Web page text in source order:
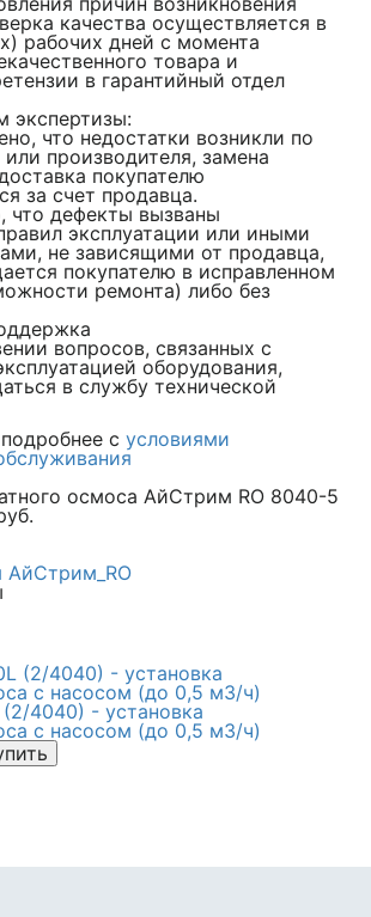
качества осуществляется в
рабочих дней с момента
товара и
в гарантийный отдел
экспертизы:
что недостатки возникли по
производителя, замена
покупателю
за счет продавца.
что дефекты вызваны
эксплуатации или иными
не зависящими от продавца,
покупателю в исправленном
ремонта) либо без
вопросов, связанных с
оборудования,
в службу технической
с условиями
осмоса АйСтрим RO 8040-5
АйСтрим_RO
(2/4040) - установка
с насосом (до 0,5 м3/ч)